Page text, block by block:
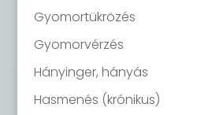
Gyomortükrözés
Gyomorvérzés
Hányinger, hányás
Hasmenés (krónikus)